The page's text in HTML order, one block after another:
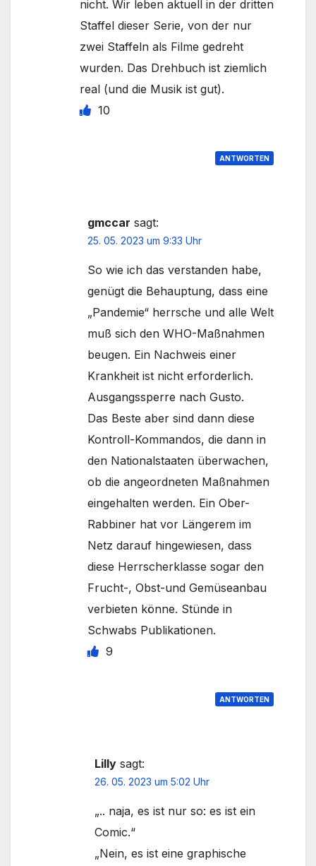
nicht. Wir leben aktuell in der dritten
Staffel dieser Serie, von der nur
zwei Staffeln als Filme gedreht
wurden. Das Drehbuch ist ziemlich
real (und die Musik ist gut).
10
ANTWORTEN
gmccar sagt:
25. 05. 2023 um 9:33 Uhr
So wie ich das verstanden habe,
genügt die Behauptung, dass eine
„Pandemie“ herrsche und alle Welt
muß sich den WHO-Maßnahmen
beugen. Ein Nachweis einer
Krankheit ist nicht erforderlich.
Ausgangssperre nach Gusto.
Das Beste aber sind dann diese
Kontroll-Kommandos, die dann in
den Nationalstaaten überwachen,
ob die angeordneten Maßnahmen
eingehalten werden. Ein Ober-
Rabbiner hat vor Längerem im
Netz darauf hingewiesen, dass
diese Herrscherklasse sogar den
Frucht-, Obst-und Gemüseanbau
verbieten könne. Stünde in
Schwabs Publikationen.
9
ANTWORTEN
Lilly sagt:
26. 05. 2023 um 5:02 Uhr
„.. naja, es ist nur so: es ist ein
Comic.“
„Nein, es ist eine graphische